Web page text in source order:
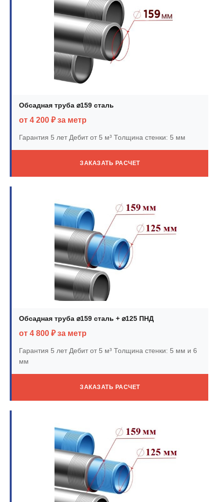
Обсадная труба ⌀159 сталь
от 4 200 ₽ за метр
Гарантия 5 летДебит от 5 м³ Толщина стенки: 5 мм
ЗАКАЗАТЬ РАСЧЕТ
Обсадная труба ⌀159 сталь + ⌀125 ПНД
от 4 800 ₽ за метр
Гарантия 5 летДебит от 5 м³ Толщина стенки: 5 мм и 6
мм
ЗАКАЗАТЬ РАСЧЕТ